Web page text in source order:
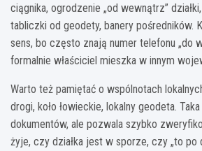
ciągnika, ogrodzenie „od wewnątrz”
tabliczki od geodety, banery pośredników.
sens, bo często znają numer telefonu „do
formalnie właściciel mieszka w innym
Warto też pamiętać o wspólnotach
drogi, koło łowieckie, lokalny geodeta.
dokumentów, ale pozwala szybko
żyje, czy działka jest w sporze, czy „to po